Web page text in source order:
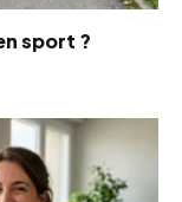
sport ?